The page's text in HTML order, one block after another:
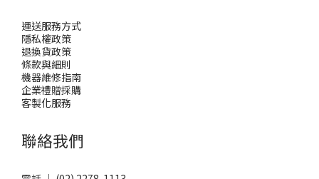
運送服務方式
隱私權政策
退換貨政策
條款與細則
機器維修指南
企業禮贈採購
客製化服務
聯絡我們